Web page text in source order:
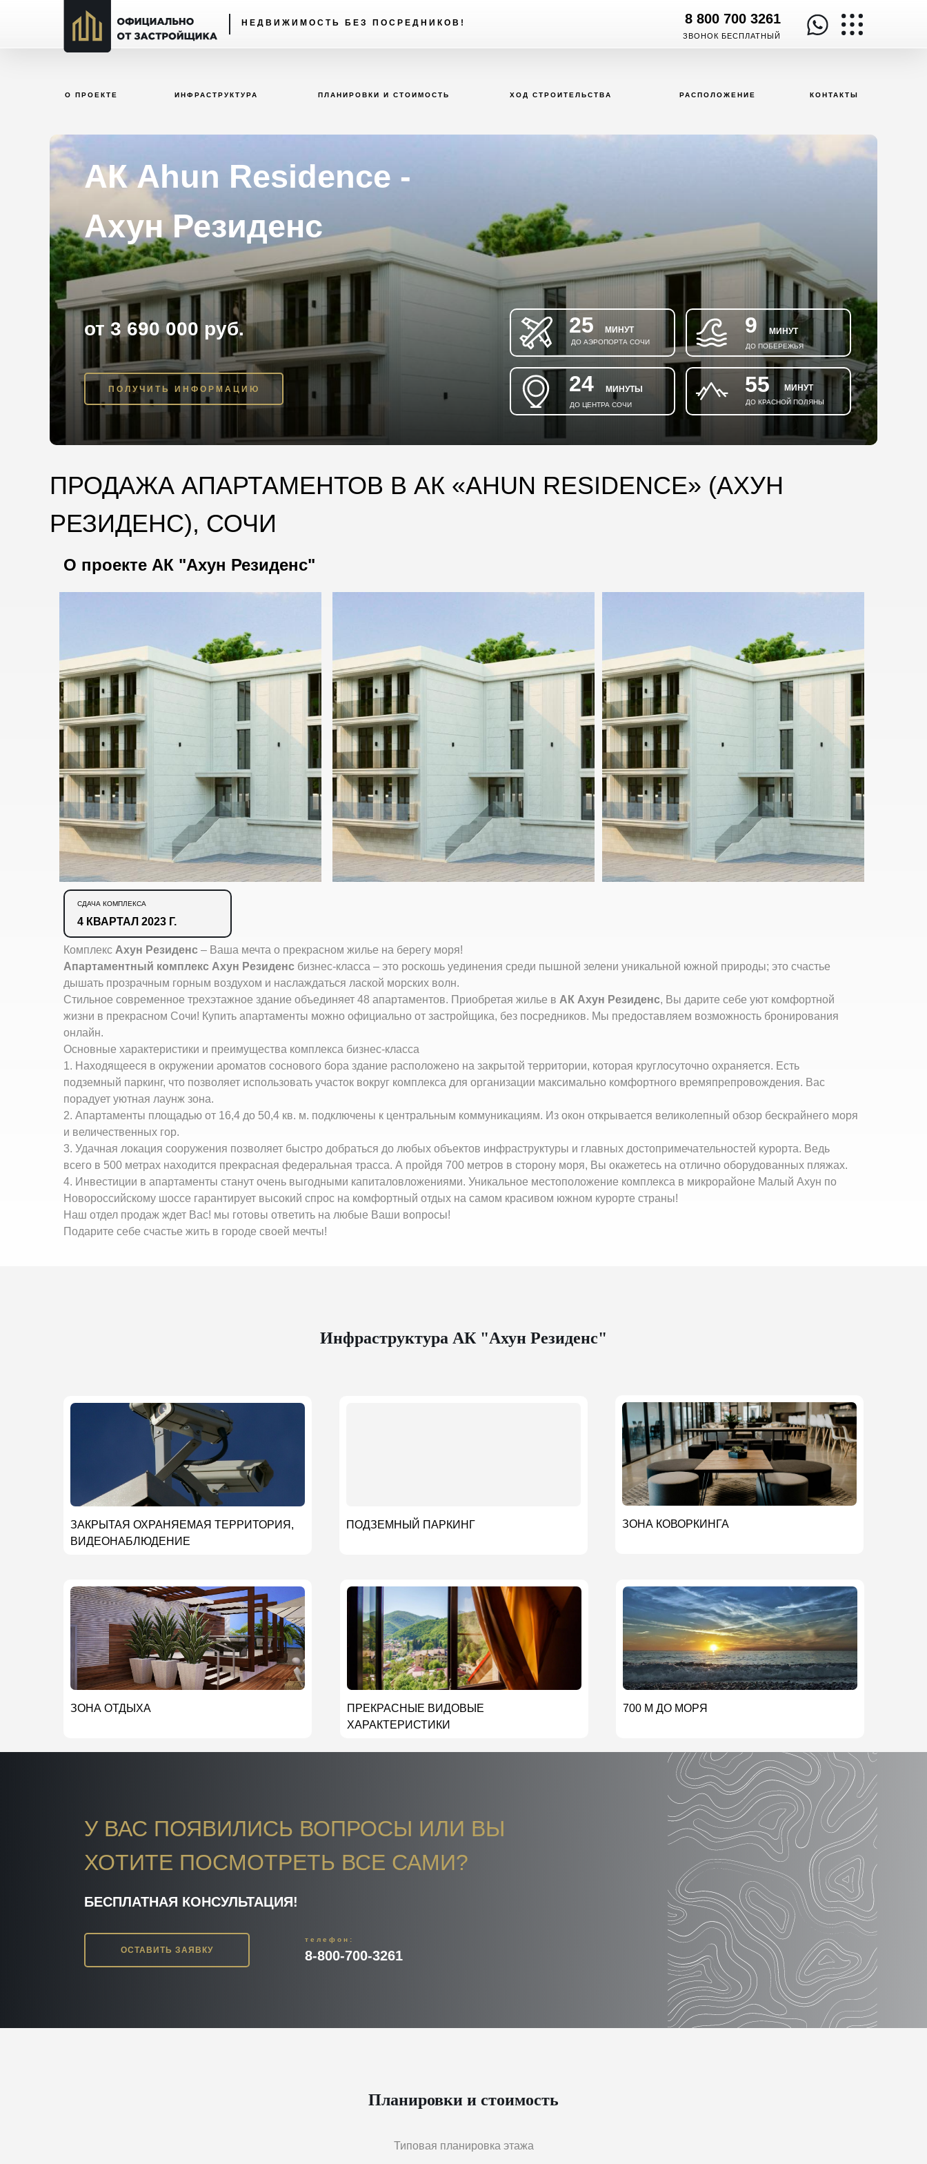
НЕДВИЖИМОСТЬ БЕЗ ПОСРЕДНИКОВ! 8 800 700 3261
ЗВОНОК БЕСПЛАТНЫЙ
О ПРОЕКТЕ ИНФРАСТРУКТУРА ПЛАНИРОВКИ И СТОИМОСТЬ ХОД СТРОИТЕЛЬСТВА РАСПОЛОЖЕНИЕ КОНТАКТЫ
25 МИНУТ
ДО АЭРОПОРТА СОЧИ
24 МИНУТЫ
ДО ЦЕНТРА СОЧИ
9 МИНУТ
ДО ПОБЕРЕЖЬЯ
ПОЛУЧИТЬ ИНФОРМАЦИЮ
от 3 690 000 руб.
АК Ahun Residence -
Ахун Резиденс
55
ДО КРАСНОЙ ПОЛЯНЫ
МИНУТ
ПРОДАЖА АПАРТАМЕНТОВ В АК «AHUN RESIDENCE» (АХУН
РЕЗИДЕНС), СОЧИ
СДАЧА КОМПЛЕКСА
4 КВАРТАЛ 2023 Г.
О проекте АК "Ахун Резиденс"
Комплекс Ахун Резиденс – Ваша мечта о прекрасном жилье на берегу моря!
Апартаментный комплекс Ахун Резиденс бизнес-класса – это роскошь уединения среди пышной зелени уникальной южной природы; это счастье
дышать прозрачным горным воздухом и наслаждаться лаской морских волн.
Стильное современное трехэтажное здание объединяет 48 апартаментов. Приобретая жилье в АК Ахун Резиденс, Вы дарите себе уют комфортной
жизни в прекрасном Сочи! Купить апартаменты можно официально от застройщика, без посредников. Мы предоставляем возможность бронирования
онлайн.
Основные характеристики и преимущества комплекса бизнес-класса
1. Находящееся в окружении ароматов соснового бора здание расположено на закрытой территории, которая круглосуточно охраняется. Есть
подземный паркинг, что позволяет использовать участок вокруг комплекса для организации максимально комфортного времяпрепровождения. Вас
порадует уютная лаунж зона.
2. Апартаменты площадью от 16,4 до 50,4 кв. м. подключены к центральным коммуникациям. Из окон открывается великолепный обзор бескрайнего моря
и величественных гор.
3. Удачная локация сооружения позволяет быстро добраться до любых объектов инфраструктуры и главных достопримечательностей курорта. Ведь
всего в 500 метрах находится прекрасная федеральная трасса. А пройдя 700 метров в сторону моря, Вы окажетесь на отлично оборудованных пляжах.
4. Инвестиции в апартаменты станут очень выгодными капиталовложениями. Уникальное местоположение комплекса в микрорайоне Малый Ахун по
Новороссийскому шоссе гарантирует высокий спрос на комфортный отдых на самом красивом южном курорте страны!
Наш отдел продаж ждет Вас! мы готовы ответить на любые Ваши вопросы!
Подарите себе счастье жить в городе своей мечты!
Инфраструктура АК "Ахун Резиденс"
ЗАКРЫТАЯ ОХРАНЯЕМАЯ ТЕРРИТОРИЯ,
ВИДЕОНАБЛЮДЕНИЕ
ПОДЗЕМНЫЙ ПАРКИНГ ЗОНА КОВОРКИНГА
ЗОНА ОТДЫХА
ПРЕКРАСНЫЕ ВИДОВЫЕ
ХАРАКТЕРИСТИКИ
700 М ДО МОРЯ
8-800-700-3261
телефон:
У ВАС ПОЯВИЛИСЬ ВОПРОСЫ ИЛИ ВЫ
ХОТИТЕ ПОСМОТРЕТЬ ВСЕ САМИ?
БЕСПЛАТНАЯ КОНСУЛЬТАЦИЯ!
ОСТАВИТЬ ЗАЯВКУ
Планировки и стоимость
Типовая планировка этажа